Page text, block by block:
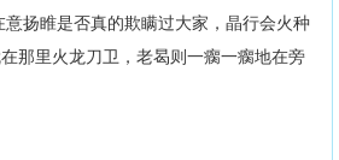
扬睢是否真的欺瞒过大家，晶行会火种
那里火龙刀卫，老曷则一瘸一瘸地在旁